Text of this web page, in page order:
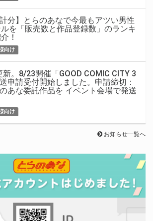
分】とらのあなで今最もアツい男性
を「販売数と作品登録数」のランキ
！
向け
新。8/23開催「GOOD COMIC CITY 3
申請受付開始しました。申請締切：
あな委託作品を イベント会場で発送
向け
お知らせ一覧へ